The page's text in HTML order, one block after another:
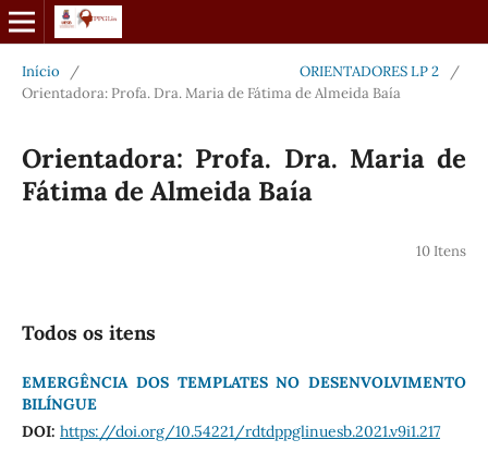
Início / ORIENTADORES LP 2
/
Orientadora: Profa. Dra. Maria de Fátima de Almeida Baía
Orientadora: Profa. Dra. Maria de
Fátima de Almeida Baía
10 Itens
Todos os itens
EMERGÊNCIA DOS TEMPLATES NO DESENVOLVIMENTO
BILÍNGUE
DOI: https://doi.org/10.54221/rdtdppglinuesb.2021.v9i1.217